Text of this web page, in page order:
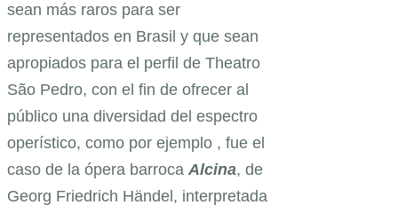
sean más raros para ser
representados en Brasil y que sean
apropiados para el perfil de Theatro
São Pedro, con el fin de ofrecer al
público una diversidad del espectro
operístico, como por ejemplo , fue el
caso de la ópera barroca Alcina, de
Georg Friedrich Händel, interpretada